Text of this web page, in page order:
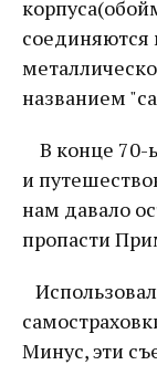
соединяются
названием
В конце 70-
и
нам давало
пропасти
Минус, эти